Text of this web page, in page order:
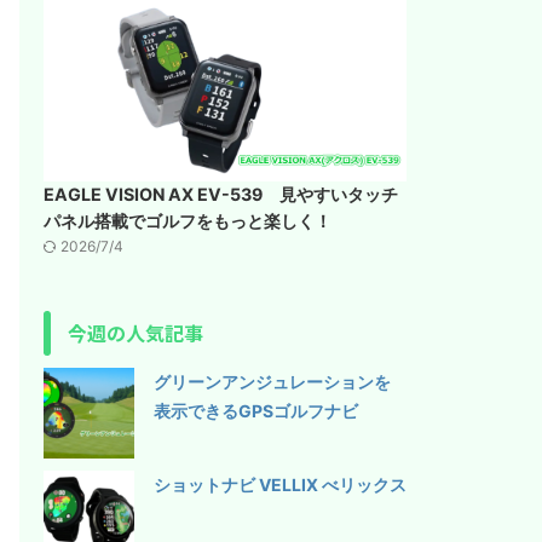
EAGLE VISION AX EV-539 見やすいタッチ
パネル搭載でゴルフをもっと楽しく！
2026/7/4
今週の人気記事
グリーンアンジュレーションを
表示できるGPSゴルフナビ
ショットナビ VELLIX べリックス